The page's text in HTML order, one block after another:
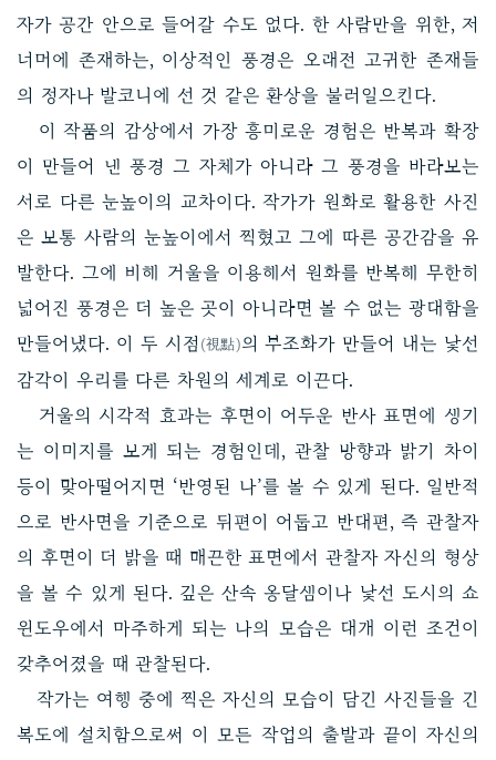
자가 공간 안으로 들어갈 수도 없다. 한 사람만을 위한, 저
너머에 존재하는, 이상적인 풍경은 오래전 고귀한 존재들
의 정자나 발코니에 선 것 같은 환상을 불러일으킨다.
이 작품의 감상에서 가장 흥미로운 경험은 반복과 확장
이 만들어 낸 풍경 그 자체가 아니라 그 풍경을 바라보는
서로 다른 눈높이의 교차이다. 작가가 원화로 활용한 사진
은 보통 사람의 눈높이에서 찍혔고 그에 따른 공간감을 유
발한다. 그에 비해 거울을 이용해서 원화를 반복해 무한히
넓어진 풍경은 더 높은 곳이 아니라면 볼 수 없는 광대함을
만들어냈다. 이 두 시점 (視點)의 부조화가 만들어 내는 낯선
감각이 우리를 다른 차원의 세계로 이끈다.
거울의 시각적 효과는 후면이 어두운 반사 표면에 생기
는 이미지를 보게 되는 경험인데, 관찰 방향과 밝기 차이
등이 맞아떨어지면 ‘반영된 나’를 볼 수 있게 된다. 일반적
으로 반사면을 기준으로 뒤편이 어둡고 반대편, 즉 관찰자
의 후면이 더 밝을 때 매끈한 표면에서 관찰자 자신의 형상
을 볼 수 있게 된다. 깊은 산속 옹달샘이나 낯선 도시의 쇼
윈도우에서 마주하게 되는 나의 모습은 대개 이런 조건이
갖추어졌을 때 관찰된다.
작가는 여행 중에 찍은 자신의 모습이 담긴 사진들을 긴
복도에 설치함으로써 이 모든 작업의 출발과 끝이 자신의